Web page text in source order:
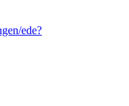
ede?